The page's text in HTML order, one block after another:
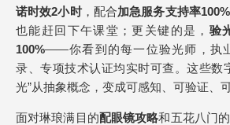
诺时效2小时，配合加急服务支持率100%
也能赶回下午课堂；更关键的是， 验
100%——你看到的每一位验光师，执
录、专项技术认证均实时可查。这些数
光”从抽象概念，变成可感知、可验证、
面对琳琅满目的配眼镜攻略和五花八门的